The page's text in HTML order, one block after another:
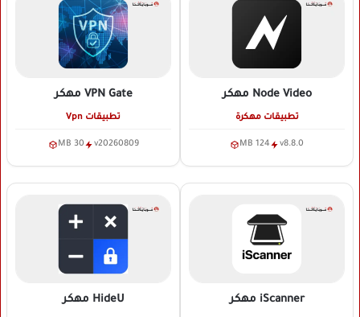
Node Video مهكر
تطبيقات مهكرة
v8.8.0
124 MB
VPN Gate مهكر
تطبيقات Vpn
v20260809
30 MB
iScanner مهكر HideU مهكر